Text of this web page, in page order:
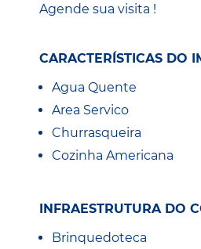
Agende sua visita !
CARACTERÍSTICAS DO
Agua Quente
Area Servico
Churrasqueira
Cozinha Americana
INFRAESTRUTURA DO
Brinquedoteca